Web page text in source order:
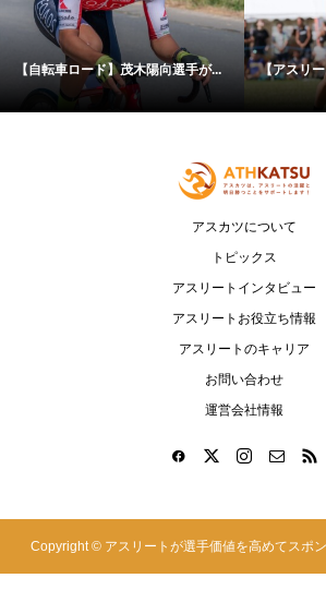
【自転車ロード】茂木陽向選手が... 【アスリ
アスカツについて
トピックス
アスリートインタビュー
アスリートお役立ち情報
アスリートのキャリア
お問い合わせ
運営会社情報
Copyright © アスリートが選手価値を高めてスポ